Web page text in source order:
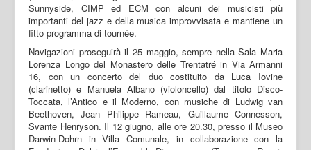
Sunnyside, CIMP ed ECM con alcuni dei musicisti più
importanti del jazz e della musica improvvisata e mantiene un
fitto programma di tournée.
Navigazioni proseguirà il 25 maggio, sempre nella Sala Maria
Lorenza Longo del Monastero delle Trentatré in Via Armanni
16, con un concerto del duo costituito da Luca Iovine
(clarinetto) e Manuela Albano (violoncello) dal titolo Disco-
Toccata, l’Antico e il Moderno, con musiche di Ludwig van
Beethoven, Jean Philippe Rameau, Guillaume Connesson,
Svante Henryson. Il 12 giugno, alle ore 20.30, presso il Museo
Darwin-Dohrn in Villa Comunale, in collaborazione con la